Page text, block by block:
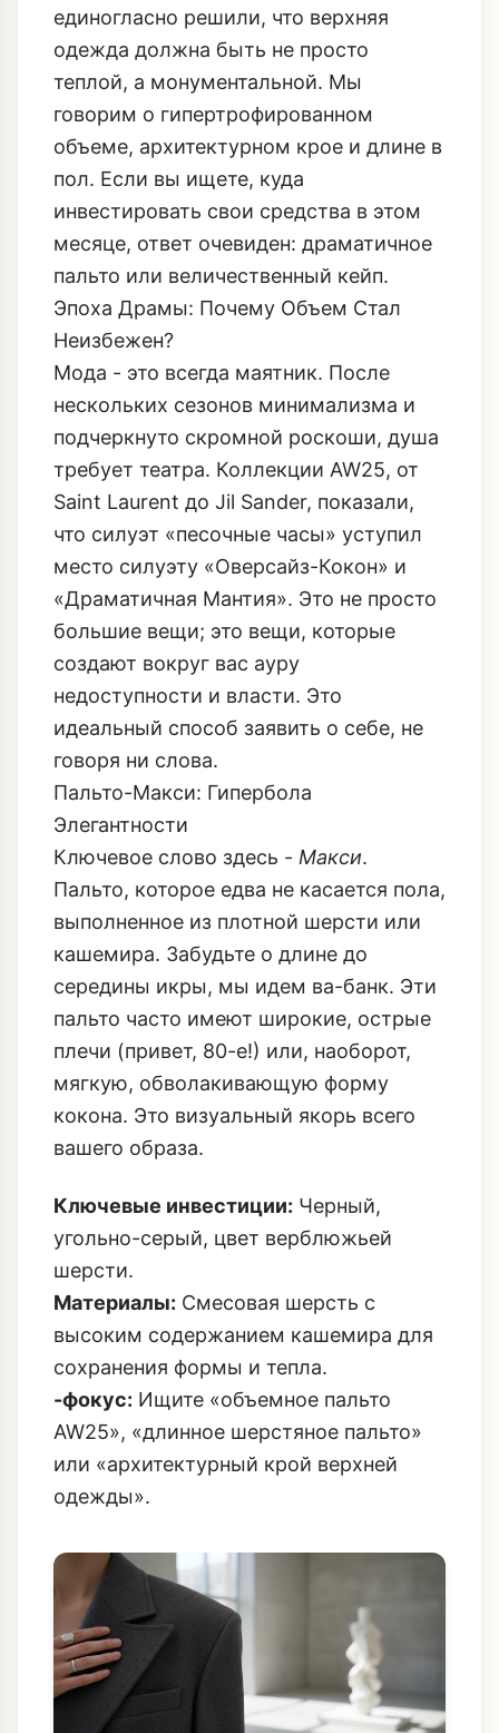
теплой, а монументальной. Мы
говорим о гипертрофированном
объеме, архитектурном крое и длине в
пол. Если вы ищете, куда
инвестировать свои средства в этом
месяце, ответ очевиден: драматичное
пальто или величественный кейп.
Эпоха Драмы: Почему Объем Стал
Неизбежен?
Мода - это всегда маятник. После
нескольких сезонов минимализма и
подчеркнуто скромной роскоши, душа
требует театра. Коллекции AW25, от
Saint Laurent до Jil Sander, показали,
что силуэт «песочные часы» уступил
место силуэту «Оверсайз-Кокон» и
«Драматичная Мантия». Это не просто
большие вещи; это вещи, которые
создают вокруг вас ауру
недоступности и власти. Это
идеальный способ заявить о себе, не
говоря ни слова.
Пальто-Макси: Гипербола
Элегантности
Ключевое слово здесь -Макси
Пальто, которое едва не касается пола,
выполненное из плотной шерсти или
кашемира. Забудьте о длине до
середины икры, мы идем ва-банк. Эти
пальто часто имеют широкие, острые
плечи (привет, 80-е!) или, наоборот,
мягкую, обволакивающую форму
кокона. Это визуальный якорь всего
вашего образа.
Ключевые инвестиции:
шерсти.
Материалы:Смесовая шерсть с
высоким содержанием кашемира для
сохранения формы и тепла.
-фокус:Ищите «объемное пальто
AW25», «длинное шерстяное пальто»
или «архитектурный крой верхней
одежды».